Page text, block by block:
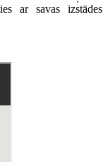
ar savas izstādes